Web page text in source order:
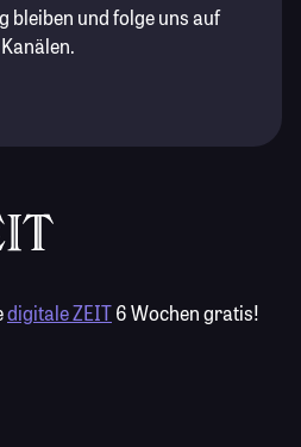
bleiben und folge uns auf
digitale ZEIT6 Wochen gratis!